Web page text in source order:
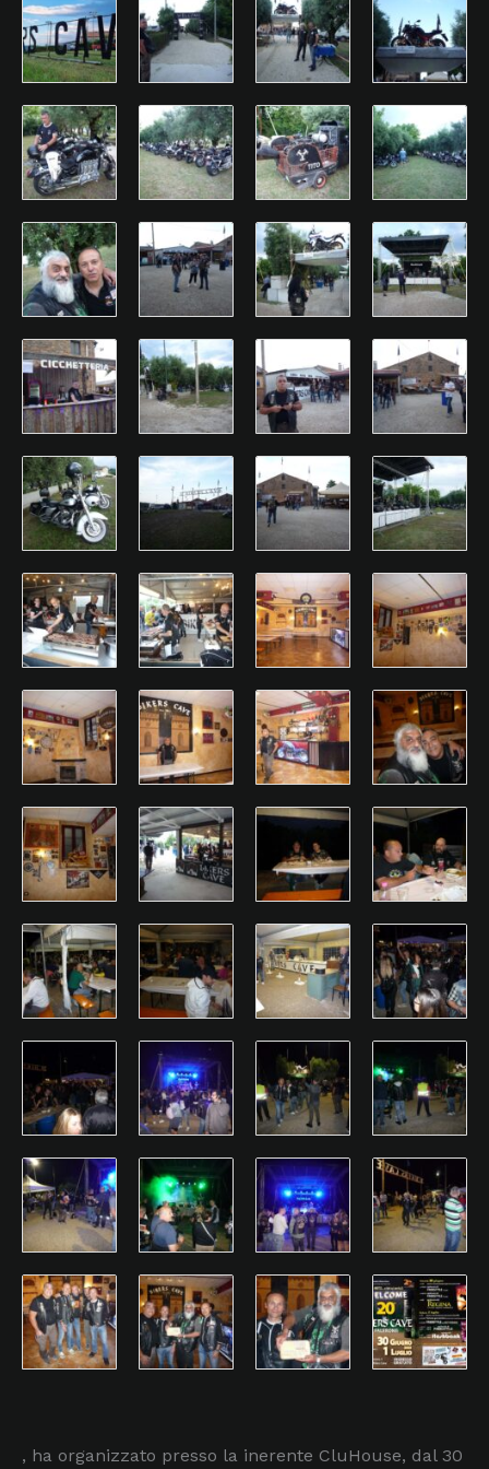
, ha organizzato presso la inerente CluHouse, dal 30